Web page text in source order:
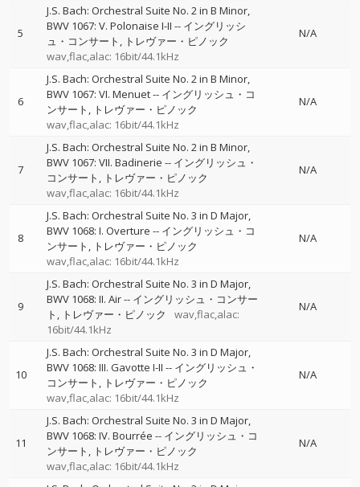
5
J.S. Bach: Orchestral Suite No. 2 in B Minor,
BWV 1067: V. Polonaise I-II -- イングリッシ
ュ・コンサート
トレヴァー・ピノック
wav,flac,alac: 16bit/44.1kHz
N/A
6
J.S. Bach: Orchestral Suite No. 2 in B Minor,
BWV 1067: VI. Menuet-- イングリッシュ・コ
ンサート
トレヴァー・ピノック
wav,flac,alac: 16bit/44.1kHz
N/A
7
J.S. Bach: Orchestral Suite No. 2 in B Minor,
BWV 1067: VII. Badinerie -- イングリッシュ・
コンサート
トレヴァー・ピノック
wav,flac,alac: 16bit/44.1kHz
N/A
8
J.S. Bach: Orchestral Suite No. 3 in D Major,
BWV 1068: I. Overture -- イングリッシュ・コ
ンサート
トレヴァー・ピノック
wav,flac,alac: 16bit/44.1kHz
N/A
9
J.S. Bach: Orchestral Suite No. 3 in D Major,
BWV 1068: II. Air-- イングリッシュ・コンサー
ト
トレヴァー・ピノック
wav,flac,alac:
16bit/44.1kHz
N/A
10
J.S. Bach: Orchestral Suite No. 3 in D Major,
BWV 1068: III. Gavotte I-II -- イングリッシュ・
コンサート
トレヴァー・ピノック
wav,flac,alac: 16bit/44.1kHz
N/A
11
J.S. Bach: Orchestral Suite No. 3 in D Major,
BWV 1068: IV. Bourrée -- イングリッシュ・コ
ンサート
トレヴァー・ピノック
wav,flac,alac: 16bit/44.1kHz
N/A